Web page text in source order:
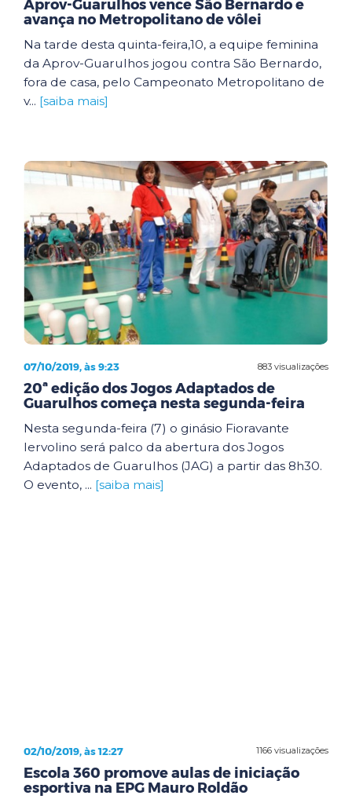
Aprov-Guarulhos vence São Bernardo e
avança no Metropolitano de vôlei
Na tarde desta quinta-feira,10, a equipe feminina
da Aprov-Guarulhos jogou contra São Bernardo,
fora de casa, pelo Campeonato Metropolitano de
v... [saiba mais]
883 visualizações
07/10/2019, às 9:23
20ª edição dos Jogos Adaptados de
Guarulhos começa nesta segunda-feira
Nesta segunda-feira (7) o ginásio Fioravante
Iervolino será palco da abertura dos Jogos
Adaptados de Guarulhos (JAG) a partir das 8h30.
O evento, ... [saiba mais]
1166 visualizações
02/10/2019, às 12:27
Escola 360 promove aulas de iniciação
esportiva na EPG Mauro Roldão